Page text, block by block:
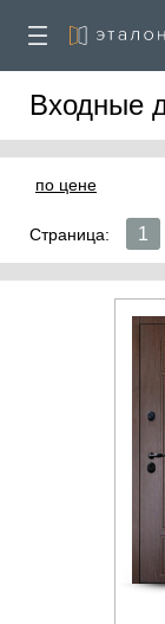
Входные
по цене
Страница: 1